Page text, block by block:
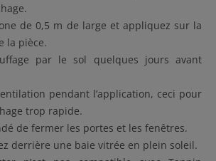
de 0,5 m de large et appliquez sur la
la pièce.
par le sol quelques jours avant
pendant l’application, ceci pour
trop rapide.
de fermer les portes et les fenêtres.
derrière une baie vitrée en plein soleil.